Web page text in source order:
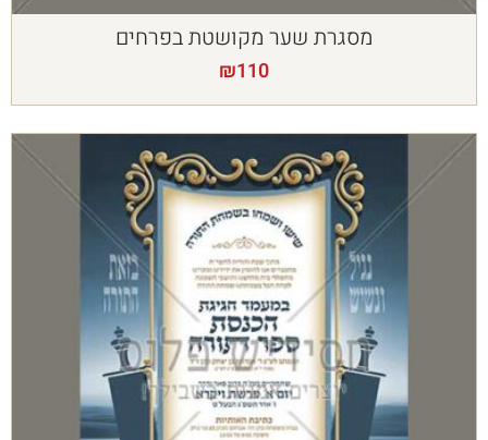
מסגרת שער מקושטת בפרחים
₪110